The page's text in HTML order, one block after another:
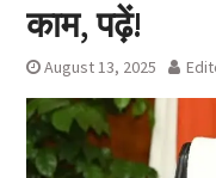
काम, पढ़ें!
August 13, 2025